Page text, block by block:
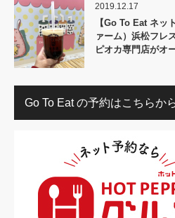
2019.12.17
【Go To Eat ネッ
ァーム）浜松フレ
ピオカ専門店がオ
Go To Eat の予約はこちらか